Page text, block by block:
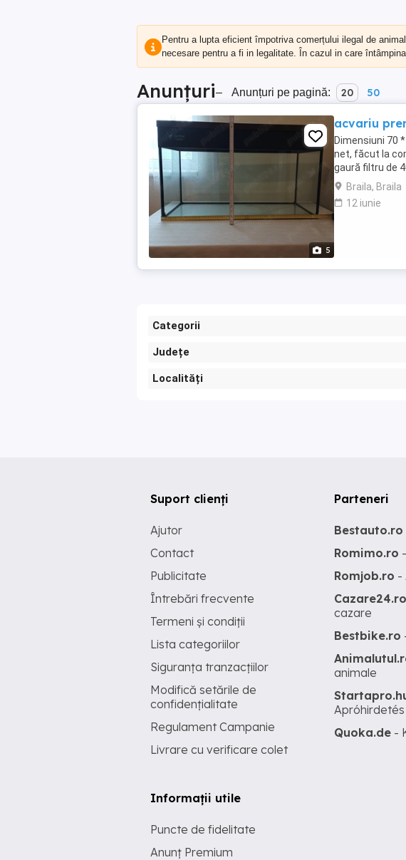
Pentru a lupta eficient împotriva comerțului ilegal de
necesare pentru a fi in legalitate. În cazul in care
Anunțuri– Anunțuri pe pagină: 20 50
5
acvariu
Dimensiuni 70
net, făcut la
gaură filtru de
Braila, Braila
12 iunie
Categorii
Județe
Localități
Suport clienți
Ajutor
Contact
Publicitate
Întrebări frecvente
Termeni și condiții
Lista categoriilor
Siguranța tranzacțiilor
Modifică setările de
confidențialitate
Regulament Campanie
Livrare cu verificare colet
Informații utile
Puncte de fidelitate
Anunț Premium
Parteneri
Bestauto.ro
Romimo.ro
Romjob.ro -
Cazare24.ro
cazare
Bestbike.ro
animale
Apróhirdetés
Quoka.de -